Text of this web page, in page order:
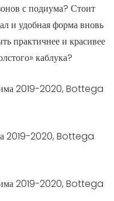
с подиума? Стоит
и удобная форма вновь
практичнее и красивее
каблука?
2019-2020, Bottega